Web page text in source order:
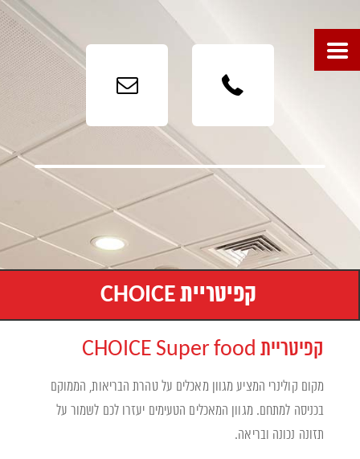



קפיטריית CHOICE
קפיטריית CHOICE Super food
מקום קולינרי המציע מגוון מאכלים על טהרת הבריאות, הממוקם
בכניסה למתחם. מגוון המאכלים הטעימים יעזרו לכם לשמור על
תזונה נכונה ובריאה.